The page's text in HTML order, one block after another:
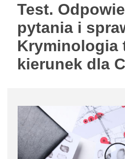
Test.
pytania i
Kryminologia
kierunek dla